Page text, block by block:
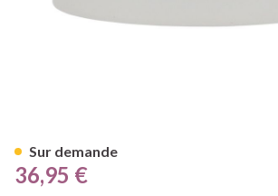
36,95 €
Sur demande